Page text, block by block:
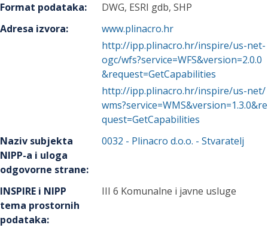
Format podataka:
DWG, ESRI gdb, SHP
Adresa izvora:
www.plinacro.hr
http://ipp.plinacro.hr/inspire/us-net-
ogc/wfs?service=WFS&version=2.0.0
&request=GetCapabilities
http://ipp.plinacro.hr/inspire/us-net/
wms?service=WMS&version=1.3.0&re
quest=GetCapabilities
Naziv subjekta
NIPP-a i uloga
odgovorne strane:
0032 - Plinacro d.o.o. - Stvaratelj
INSPIRE i NIPP
tema prostornih
podataka:
III 6 Komunalne i javne usluge